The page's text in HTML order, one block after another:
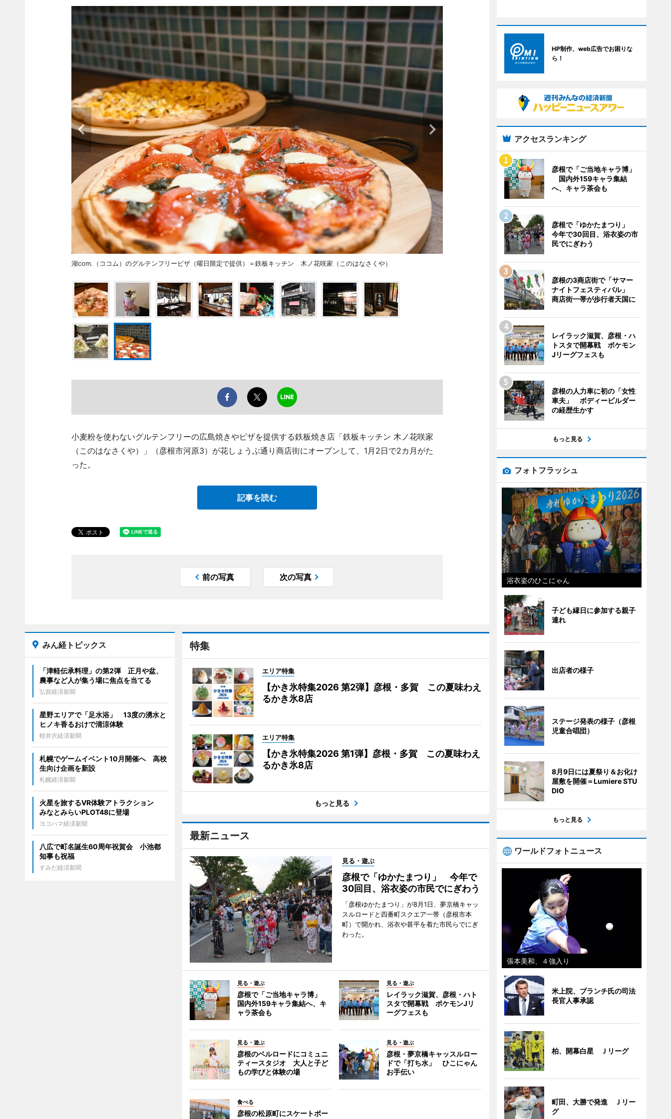
湖com.（ココム）のグルテンフリーピザ（曜日限定で提供）＝鉄板キッチン 木ノ花咲家（このはなさくや）
小麦粉を使わないグルテンフリーの広島焼きやピザを提供する鉄板焼き店「鉄板キッチン 木ノ花咲家
（このはなさくや）」（彦根市河原3）が花しょうぶ通り商店街にオープンして、1月2日で2カ月がた
った。
記事を読む
前の写真 次の写真
特集
エリア特集
【かき氷特集2026 第2弾】彦根・多賀 この夏味わえ
るかき氷8店
エリア特集
【かき氷特集2026 第1弾】彦根・多賀 この夏味わえ
るかき氷8店
もっと見る
最新ニュース
見る・遊ぶ
彦根で「ゆかたまつり」 今年で
30回目、浴衣姿の市民でにぎわう
「彦根ゆかたまつり」が8月1日、夢京橋キャッ
スルロードと四番町スクエア一帯（彦根市本
町）で開かれ、浴衣や甚平を着た市民らでにぎ
わった。
見る・遊ぶ
彦根で「ご当地キャラ博」
国内外159キャラ集結へ、キ
ャラ茶会も
見る・遊ぶ
レイラック滋賀、彦根・ハト
スタで開幕戦 ポケモンJリ
ーグフェスも
見る・遊ぶ
彦根のベルロードにコミュニ
ティースタジオ 大人と子ど
もの学びと体験の場
見る・遊ぶ
彦根・夢京橋キャッスルロー
ドで「打ち水」 ひこにゃん
お手伝い
食べる
彦根の松原町にスケートボー
みん経トピックス
「津軽伝承料理」の第2弾 正月や盆、
農事など人が集う場に焦点を当てる
弘前経済新聞
星野エリアで「足水浴」 13度の湧水と
ヒノキ香るおけで清涼体験
軽井沢経済新聞
札幌でゲームイベント10月開催へ 高校
生向け企画を新設
札幌経済新聞
火星を旅するVR体験アトラクション
みなとみらいPLOT48に登場
ヨコハマ経済新聞
八広で町名誕生60周年祝賀会 小池都
知事も祝福
すみだ経済新聞
HP制作、web広告でお困りな
ら！
アクセスランキング
彦根で「ご当地キャラ博」
国内外159キャラ集結
へ、キャラ茶会も
彦根で「ゆかたまつり」
今年で30回目、浴衣姿の市
民でにぎわう
彦根の3商店街で「サマー
ナイトフェスティバル」
商店街一帯が歩行者天国に
レイラック滋賀、彦根・ハ
トスタで開幕戦 ポケモン
Jリーグフェスも
彦根の人力車に初の「女性
車夫」 ボディービルダー
の経歴生かす
もっと見る
フォトフラッシュ
浴衣姿のひこにゃん
子ども縁日に参加する親子
連れ
出店者の様子
ステージ発表の様子（彦根
児童合唱団）
8月9日には夏祭り＆お化け
屋敷を開催＝Lumiere STU
DIO
もっと見る
ワールドフォトニュース
張本美和、４強入り
米上院、ブランチ氏の司法
長官人事承認
柏、開幕白星 Ｊリーグ
町田、大勝で発進 Ｊリー
グ